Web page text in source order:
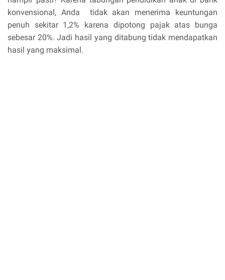
konvensional, Anda tidak akan menerima keuntungan
penuh sekitar 1,2% karena dipotong pajak atas bunga
sebesar 20%. Jadi hasil yang ditabung tidak mendapatkan
hasil yang maksimal.